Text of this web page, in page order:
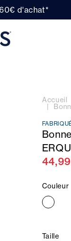
d'achat*
Accueil
Couleur
Taille